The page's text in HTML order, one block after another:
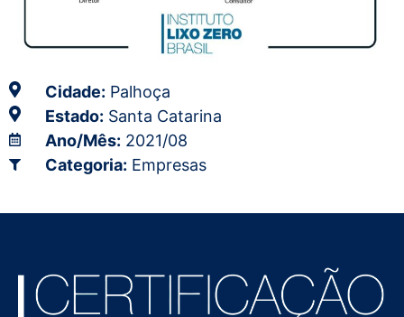
Cidade: Palhoça
Estado: Santa Catarina
Ano/Mês: 2021/08
Categoria: Empresas